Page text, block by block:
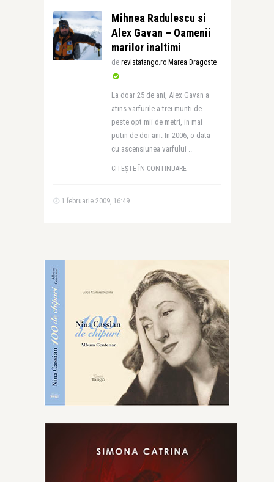
Mihnea Radulescu si
Alex Gavan – Oamenii
marilor inaltimi
de revistatango.ro Marea Dragoste
La doar 25 de ani, Alex Gavan a
atins varfurile a trei munti de
peste opt mii de metri, in mai
putin de doi ani. In 2006, o data
cu ascensiunea varfului ..
CITEȘTE ÎN CONTINUARE
1 februarie 2009, 16:49